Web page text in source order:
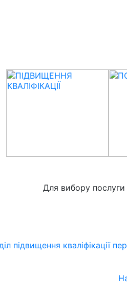
Для вибору послуги
підвищення кваліфікації